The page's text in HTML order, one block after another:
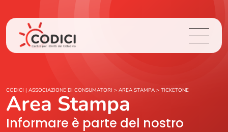
Chi Siamo
Cosa Facciamo
CODICI | ASSOCIAZIONE DI CONSUMATORI > AREA STAMPA > TICKETONE
Area Stampa
Informare è parte del nostro